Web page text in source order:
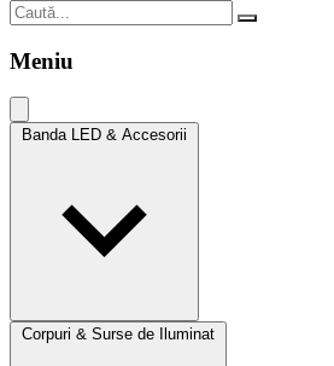
Meniu
Banda LED & Accesorii
Corpuri & Surse de Iluminat